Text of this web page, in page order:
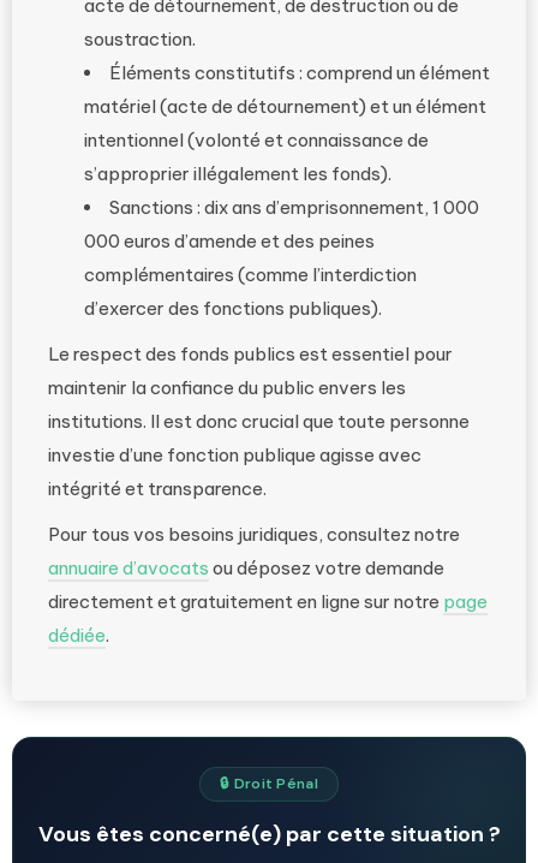
acte de détournement, de destruction ou de
soustraction.
Éléments constitutifs : comprend un élément
matériel (acte de détournement) et un élément
intentionnel (volonté et connaissance de
s’approprier illégalement les fonds).
Sanctions : dix ans d’emprisonnement, 1 000
000 euros d’amende et des peines
complémentaires (comme l’interdiction
d’exercer des fonctions publiques).
Le respect des fonds publics est essentiel pour
maintenir la confiance du public envers les
institutions. Il est donc crucial que toute personne
investie d’une fonction publique agisse avec
intégrité et transparence.
Pour tous vos besoins juridiques, consultez notre
annuaire d’avocats ou déposez votre demande
directement et gratuitement en ligne sur notre page
dédiée.
🔒 Droit Pénal
Vous êtes concerné(e) par cette situation ?